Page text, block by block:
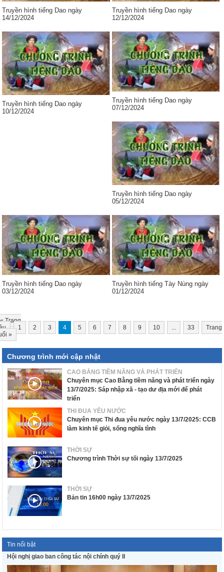
Truyền hình tiếng Dao ngày
14/12/2024
Truyền hình tiếng Dao ngày
12/12/2024
Truyền hình tiếng Dao ngày
10/12/2024
Truyền hình tiếng Dao ngày
07/12/2024
Truyền hình tiếng Dao ngày
05/12/2024
Truyền hình tiếng Dao ngày
03/12/2024
Truyền hình tiếng Tày Nùng ngày
01/12/2024
«Trang
1 2 3 4 5 6 7 8 9 10 ... 33
Trang
»
Chương trình mới cập nhật
CAO BẰNG TIỀM NĂNG VÀ PHÁT TRIỂN
Chuyên mục Cao Bằng tiềm năng và phát triển ngày
13/7/2025: Sáp nhập xã - tạo dư địa mới để phát
triển
THI ĐUA YÊU NƯỚC
Chuyên mục Thi đua yêu nước ngày 13/7/2025: CCB
làm kinh tế giỏi, sống nghĩa tình
THỜI SỰ
Chương trình Thời sự tối ngày 13/7/2025
THỜI SỰ
Bản tin 16h00 ngày 13/7/2025
Tin nổi bật
Hội nghị giao ban công tác nội chính quý II